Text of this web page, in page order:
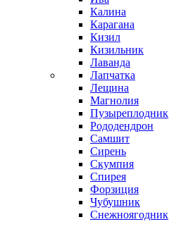
Калина
Карагана
Кизил
Кизильник
Лаванда
Лапчатка
Лещина
Магнолия
Пузыреплодник
Рододендрон
Самшит
Сирень
Скумпия
Спирея
Форзиция
Чубушник
Снежноягодник